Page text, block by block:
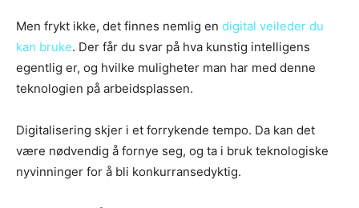
Men frykt ikke, det finnes nemlig en digital veileder du
kan bruke. Der får du svar på hva kunstig intelligens
egentlig er, og hvilke muligheter man har med denne
teknologien på arbeidsplassen.
Digitalisering skjer i et forrykende tempo. Da kan det
være nødvendig å fornye seg, og ta i bruk teknologiske
nyvinninger for å bli konkurransedyktig.